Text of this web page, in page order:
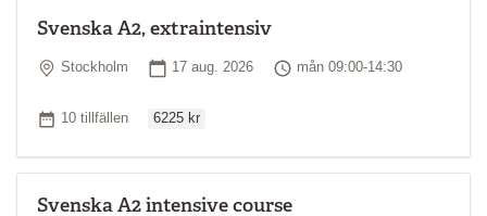
Svenska A2, extraintensiv
Plats
Stockholm Startdatum
17 aug. 2026 Tid
mån 09:00-14:30
Antal tillfällen
10 tillfällen 6225 kr
Svenska A2 intensive course